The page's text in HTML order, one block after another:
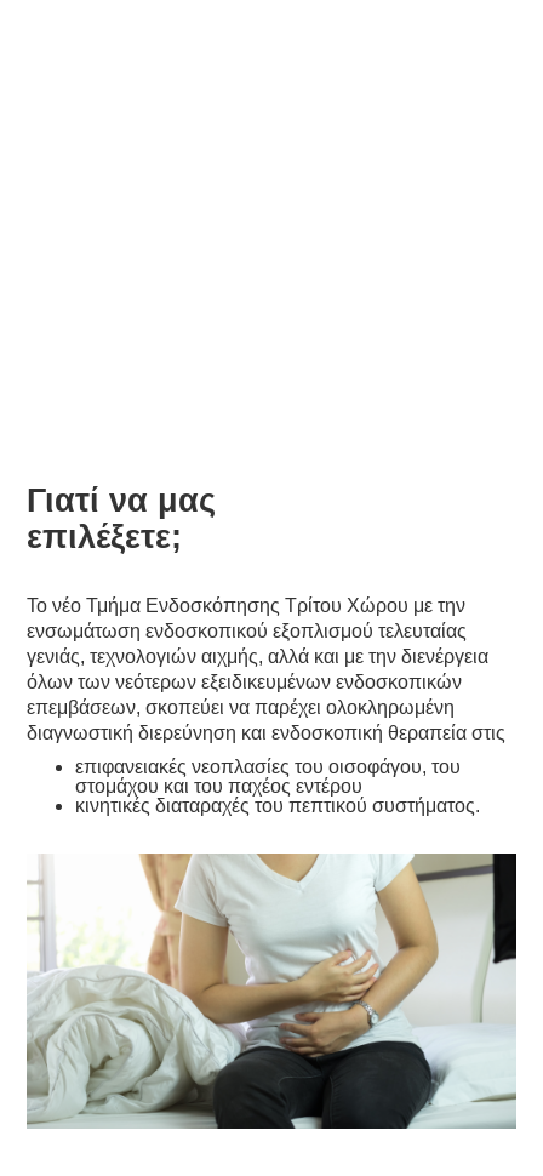
Γιατί να μας
επιλέξετε;
Το νέο Τμήμα Ενδοσκόπησης Τρίτου Χώρου με την
ενσωμάτωση ενδοσκοπικού εξοπλισμού τελευταίας
γενιάς, τεχνολογιών αιχμής, αλλά και με την διενέργεια
όλων των νεότερων εξειδικευμένων ενδοσκοπικών
επεμβάσεων, σκοπεύει να παρέχει ολοκληρωμένη
διαγνωστική διερεύνηση και ενδοσκοπική θεραπεία στις
επιφανειακές νεοπλασίες του οισοφάγου, του
στομάχου και του παχέος εντέρου
κινητικές διαταραχές του πεπτικού συστήματος.